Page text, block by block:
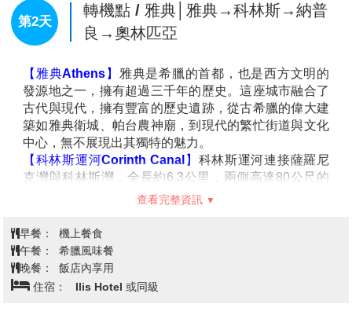
第2天
轉機點 / 雅典│雅典→科林斯→納普
良→奧林匹亞
【雅典Athens】 雅典是希臘的首都，也是西方文明的
發源地之一，擁有超過三千年的歷史。這座城市融合了
古代與現代，擁有豐富的歷史遺跡，從古希臘的偉大建
築如雅典衛城、帕台農神廟，到現代的繁忙街道與文化
中心，無不展現出其獨特的魅力。
【科林斯運河Corinth Canal】 科林斯運河連接薩羅尼
克灣與科林斯灣，全長約6.3公里，兩側高達80公尺的
峭壁形成壯觀的峽谷景緻。這條運河自1893年開通以
結合。站在橋上俯瞰，陡峭深邃的景象讓人屏息，而藍
色運河水流映襯峽谷，更顯壯麗震撼。
【納普良小鎮Nafplio】
交織的海港小鎮 納普良是希臘最迷人的小鎮之一，擁有
查看完整資訊
早餐：
機上餐食
午餐：
希臘風味餐
晚餐：
飯店內享用
住宿：
Ilis Hotel 或同級